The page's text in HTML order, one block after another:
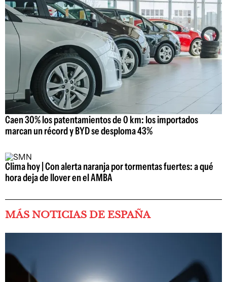
Caen 30% los patentamientos de 0 km: los importados
marcan un récord y BYD se desploma 43%
Clima hoy | Con alerta naranja por tormentas fuertes: a qué
hora deja de llover en el AMBA
MÁS NOTICIAS DE ESPAÑA